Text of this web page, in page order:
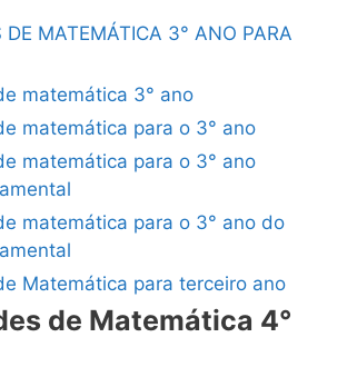
DE MATEMÁTICA 3° ANO PARA
matemática 3° ano
matemática para o 3° ano
matemática para o 3° ano
matemática para o 3° ano do
Matemática para terceiro ano
de Matemática 4°